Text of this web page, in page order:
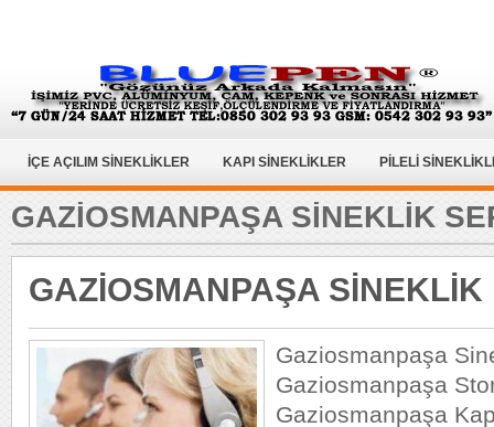
İÇE AÇILIM SİNEKLİKLER KAPI SİNEKLİKLER PİLELİ
GAZİOSMANPAŞA SİNEKLİK
GAZİOSMANPAŞA SİNEKLİK
Gaziosmanpaşa
Gaziosmanpaşa
Gaziosmanpaşa